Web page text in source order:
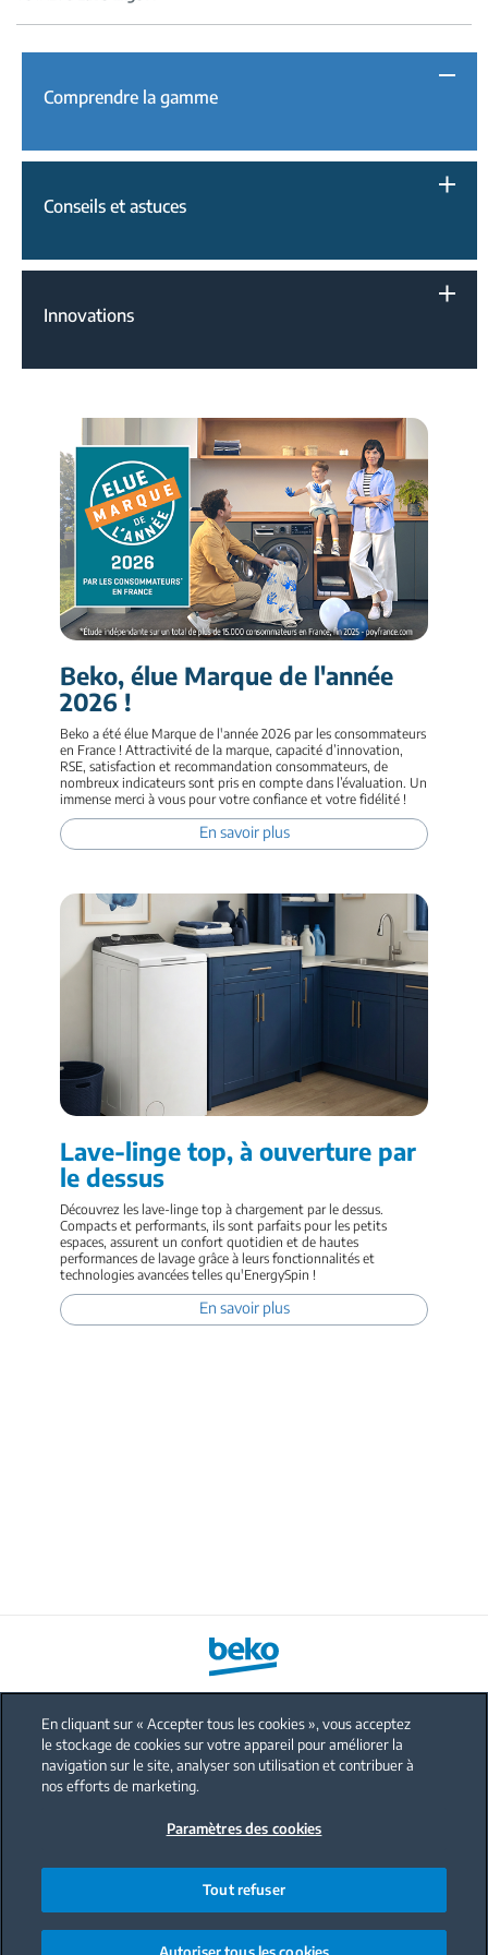
Comprendre la gamme
Conseils et astuces
Innovations
Beko, élue Marque de l'année
2026 !
Beko a été élue Marque de l'année 2026 par les consommateurs
en France ! Attractivité de la marque, capacité d’innovation,
RSE, satisfaction et recommandation consommateurs, de
nombreux indicateurs sont pris en compte dans l’évaluation. Un
immense merci à vous pour votre confiance et votre fidélité !
En savoir plus
Lave-linge top, à ouverture par
le dessus
Découvrez les lave-linge top à chargement par le dessus.
Compacts et performants, ils sont parfaits pour les petits
espaces, assurent un confort quotidien et de hautes
performances de lavage grâce à leurs fonctionnalités et
technologies avancées telles qu'EnergySpin !
En savoir plus
FAQ
Protection données personnelles
Mentions légales
Nous contacter
Code de conduite
En cliquant sur « Accepter tous les cookies », vous acceptez
le stockage de cookies sur votre appareil pour améliorer la
navigation sur le site, analyser son utilisation et contribuer à
nos efforts de marketing.
Paramètres des cookies
Tout refuser